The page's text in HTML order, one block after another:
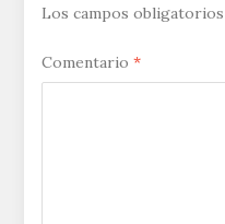
Los campos
Comentario*